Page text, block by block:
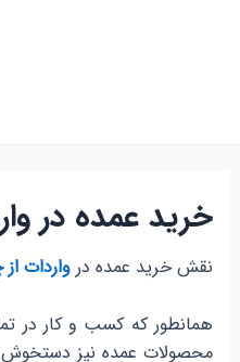
خرید عمده در
نقش خرید عمده درواردات
همانطور که کسب و کار در
محصولات عمده نیز